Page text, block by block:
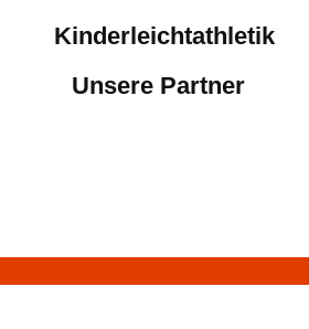
Kinderleichtathletik
Unsere Partner